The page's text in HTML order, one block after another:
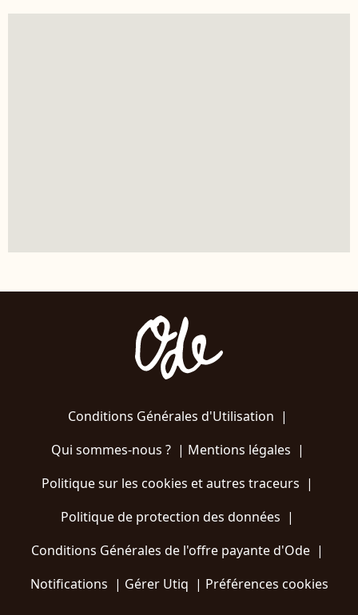
Conditions Générales d'Utilisation |
Qui sommes-nous ?| Mentions légales |
Politique sur les cookies et autres traceurs |
Politique de protection des données |
Conditions Générales de l'offre payante d'Ode |
Notifications | Gérer Utiq | Préférences cookies